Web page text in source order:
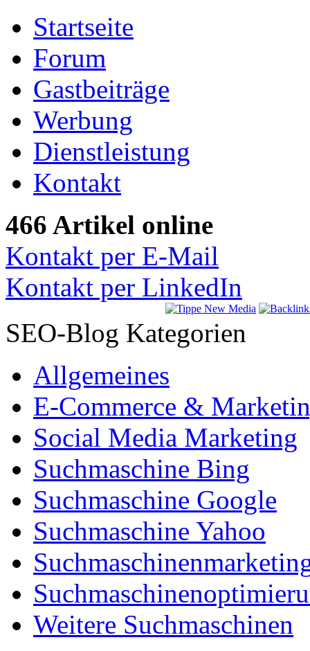
Startseite
Forum
Gastbeiträge
Werbung
Dienstleistung
Kontakt
466 Artikel online
Kontakt per E-Mail
Kontakt per LinkedIn
SEO-Blog Kategorien
Allgemeines
E-Commerce &
Social Media Marketing
Suchmaschine Bing
Suchmaschine Google
Suchmaschine Yahoo
Weitere Suchmaschinen